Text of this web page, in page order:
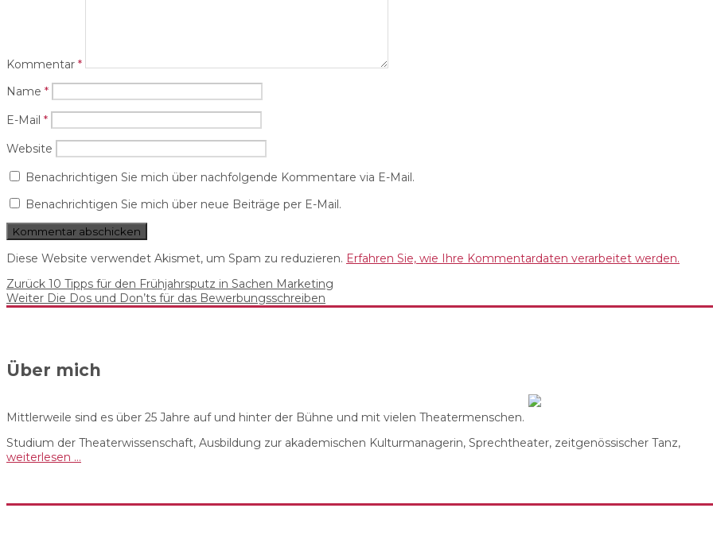
Kommentar *
Name *
E-Mail *
Website
Benachrichtigen Sie mich über nachfolgende Kommentare via E-Mail.
Benachrichtigen Sie mich über neue Beiträge per E-Mail.
Diese Website verwendet Akismet, um Spam zu reduzieren. Erfahren Sie, wie Ihre Kommentardaten verarbeitet werden.
Beitrags-
Navigation
Zurück Vorheriger
Beitrag:
10 Tipps für den Frühjahrsputz in Sachen Marketing
Weiter Nächster
Beitrag:
Die Dos und Don’ts für das Bewerbungsschreiben
Über mich
Mittlerweile sind es über 25 Jahre auf und hinter der Bühne und mit vielen Theatermenschen.
Studium der Theaterwissenschaft, Ausbildung zur akademischen Kulturmanagerin, Sprechtheater, zeitgenössischer Tanz,
weiterlesen …